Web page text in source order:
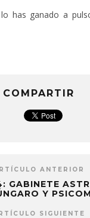
has ganado a
COMPARTIR
ANTERIOR
GABINETE
Y
SIGUIENTE